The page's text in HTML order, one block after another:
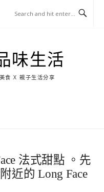
味生活
食 X 親子生活分享
法式甜點 。先
近的 Long Face